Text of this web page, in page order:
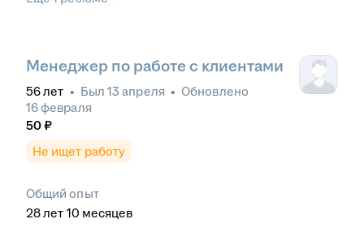
Менеджер по работе с клиентами
56лет • Был 13 апреля • Обновлено
16 февраля
50₽
Не ищет работу
Общий опыт
28лет 10 месяцев